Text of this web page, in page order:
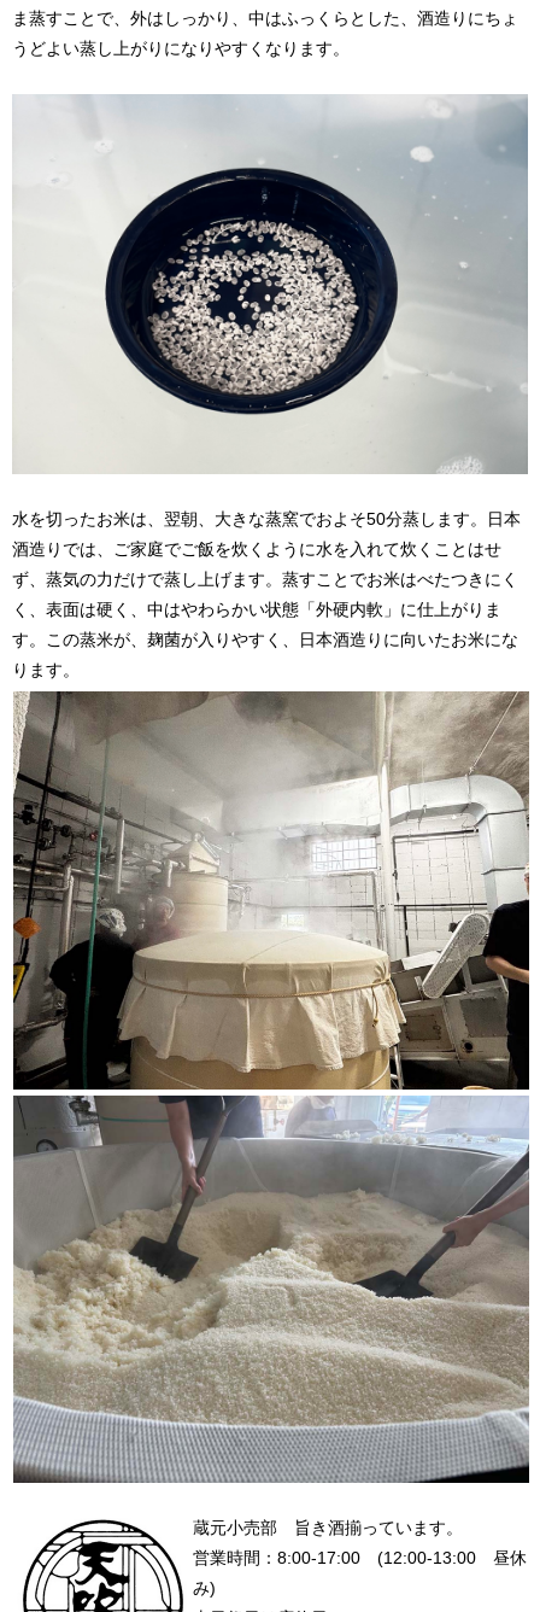
ま蒸すことで、外はしっかり、中はふっくらとした、酒造りにちょ
うどよい蒸し上がりになりやすくなります。
水を切ったお米は、翌朝、大きな蒸窯でおよそ50分蒸します。日本
酒造りでは、ご家庭でご飯を炊くように水を入れて炊くことはせ
ず、蒸気の力だけで蒸し上げます。蒸すことでお米はべたつきにく
く、表面は硬く、中はやわらかい状態「外硬内軟」に仕上がりま
す。この蒸米が、麹菌が入りやすく、日本酒造りに向いたお米にな
ります。
蔵元小売部 旨き酒揃っています。
営業時間：8:00-17:00 (12:00-13:00 昼休
み)